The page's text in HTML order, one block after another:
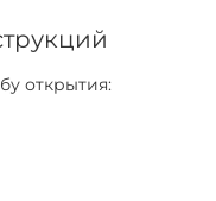
открытия: